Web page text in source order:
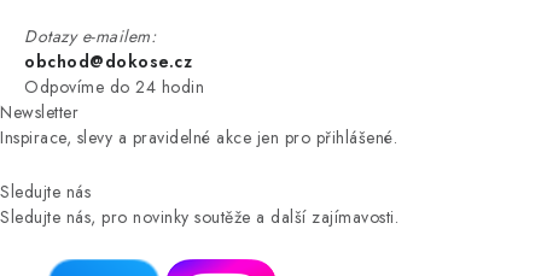
Dotazy e-mailem:
obchod@dokose.cz
Odpovíme do 24 hodin
Newsletter
Inspirace, slevy a pravidelné akce jen pro přihlášené.
Sledujte nás
Sledujte nás, pro novinky soutěže a další zajímavosti.